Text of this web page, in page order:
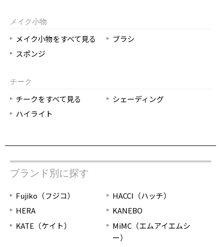
メイク小物
メイク小物をすべて見る
ブラシ
スポンジ
チーク
チークをすべて見る
シェーディング
ハイライト
ブランド別に探す
Fujiko（フジコ）
HACCI（ハッチ）
HERA
KANEBO
KATE（ケイト）
MiMC（エムアイエムシ
ー）